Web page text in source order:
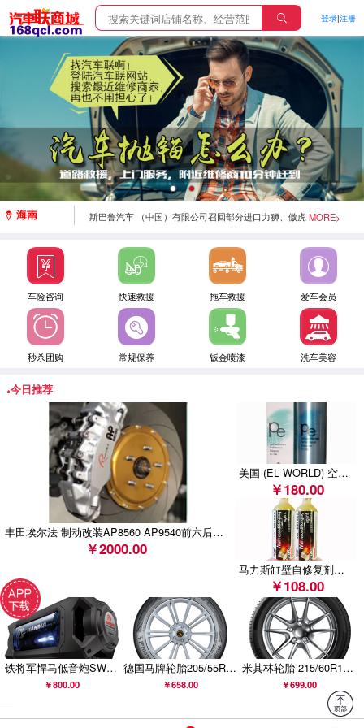
登录|注册
海南
斯巴鲁汽车（中国）有限公司召回部分进口森林人、
XV、BRZ汽车
斯巴鲁汽车 （中国）有限公司召回部分进口力狮、傲虎
梅赛德斯-奔驰（中国）汽车销售有限公司召回部分进
口GLC SUV汽车
北京奔驰汽车有限公司召回部分国产C级、GLC SUV汽
梅赛德斯-奔驰（中国） 汽车销售有限公司召回部分进
口E 43 AMG 4MATIC汽车
天津一汽丰田汽车有限公司召回部分卡罗拉汽车
斯巴鲁汽车（中国）有限公司召回部分进口森林人、
XV、BRZ汽车
MORE>
车险咨询 快速救援 拖车救援 爱车会员
秒杀团购 常规保养 钣金喷漆 洗车美容
今日推荐
丰田埃尔法 制动改装AP8560 AP9540前六后四刹车套装
￥2000.00
美国 (EL WORLD) 空调系统全功能增效保护剂 (BN-621 )
￥180.00
马力斯缸壁自修复剂（1支/缸）
￥108.00
铁将军悍马低音炮SW806B升级款SW906B汽车车载有源低音炮悍马音响
￥800.00
德国马牌轮胎205/55R16 91V FR COMC CC6适配斯柯达昊锐明锐
￥658.00
米其林轮胎 215/60R16 99V PRIMACY 4 浩悦 正品包安装
￥699.00